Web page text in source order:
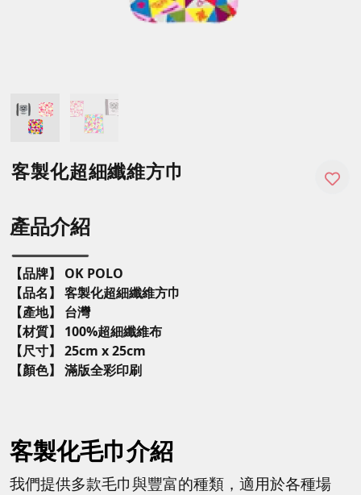
客製化超細纖維方巾
產品介紹
【品牌】 OK POLO
【品名】 客製化超細纖維方巾
【產地】 台灣
【材質】 100%超細纖維布
【尺寸】 25cm x 25cm
【顏色】 滿版全彩印刷
客製化毛巾介紹
我們提供多款毛巾與豐富的種類，適用於各種場